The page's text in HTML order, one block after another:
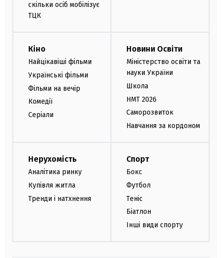
скільки осіб мобілізує
ТЦК
Кіно
Найцікавіші фільми
Українські фільми
Фільми на вечір
Комедії
Серіали
Новини Освіти
Міністерство освіти та
науки України
Школа
НМТ 2026
Саморозвиток
Навчання за кордоном
Нерухомість
Аналітика ринку
Купівля житла
Тренди і натхнення
Спорт
Бокс
Футбол
Теніс
Біатлон
Інші види спорту